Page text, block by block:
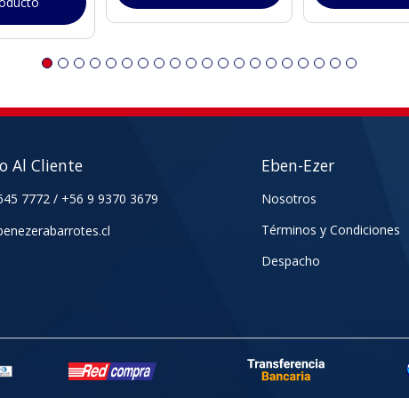
Al Cliente
7772 / +56 9 9370 3679
Eben-Ezer
Nosotros
Términos y Condiciones
Despacho